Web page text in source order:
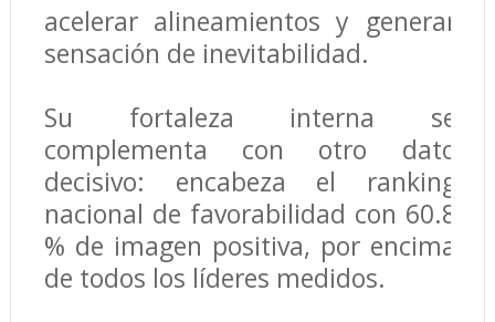
acelerar alineamientos y generar
sensación de inevitabilidad.
Su fortaleza interna se
complementa con otro dato
decisivo: encabeza el ranking
nacional de favorabilidad con 60.8
% de imagen positiva, por encima
de todos los líderes medidos.